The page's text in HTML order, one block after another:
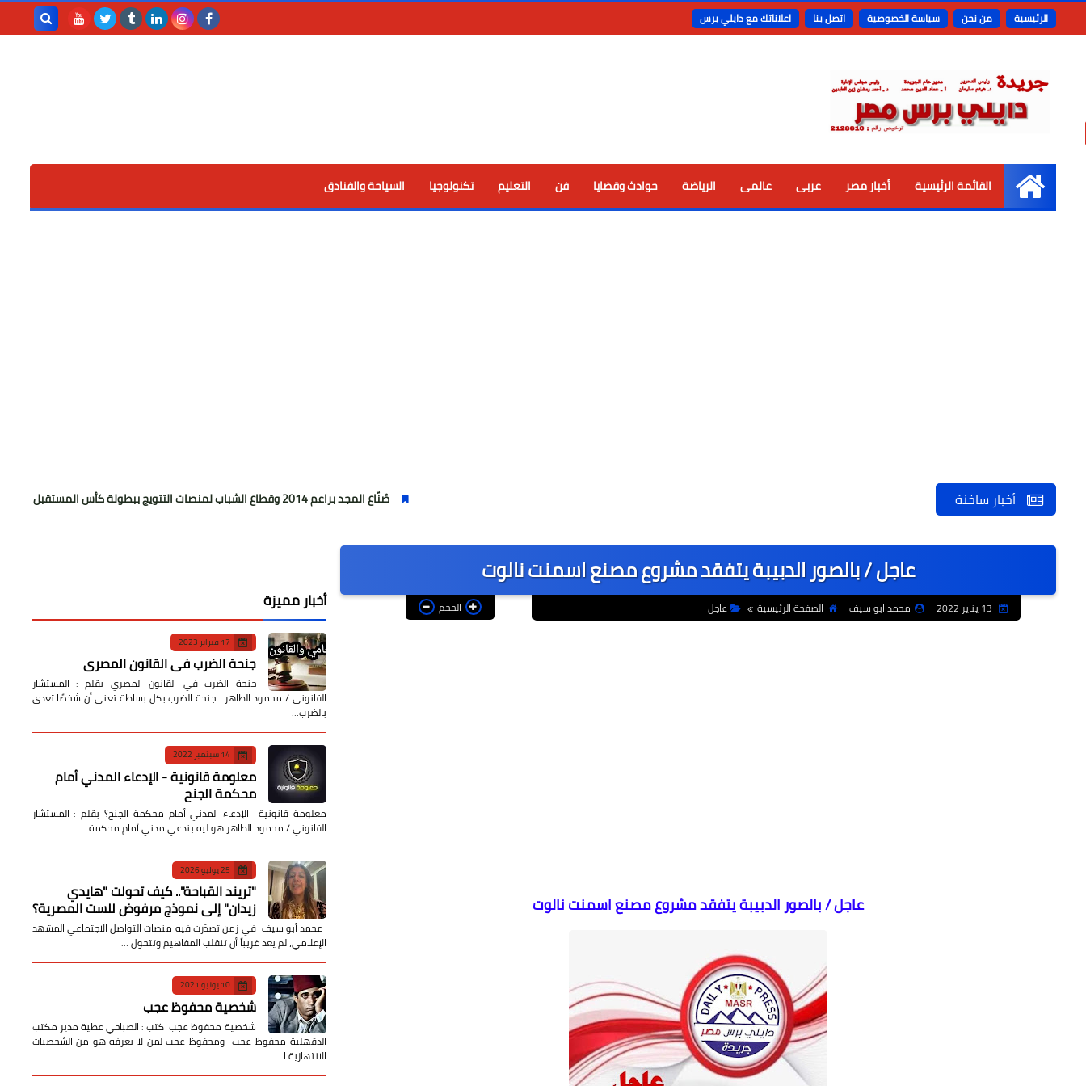
الرئيسية من نحن سياسة الخصوصية اتصل بنا اعلاناتك مع دايلي برس
الرئيسية
القائمة الرئيسية أخبار مصر عربى عالمى الرياضة حوادث وقضايا فن التعليم تكنولوجيا السياحة والفنادق
أخبار ساخنة صُنّاع المجد براعم 2014 وقطاع الشباب لمنصات التتويج ببطولة كأس المستقبل العربي
عاجل / بالصور الدبيبة يتفقد مشروع مصنع اسمنت نالوت
محمد ابو سيف الصفحة الرئيسية عاجل الحجم
عاجل / بالصور الدبيبة يتفقد مشروع مصنع اسمنت نالوت
أخبار مميزة
17 فبراير 2023
جنحة الضرب في القانون المصري
جنحة الضرب في القانون المصري بقلم : المستشار
القانوني / محمود الطاهر جنحة الضرب بكل بساطة تعني أن شخصًا تعدى
بالضرب…
14 سبتمبر 2022
معلومة قانونية - الإدعاء المدني أمام
محكمة الجنح
معلومة قانونية الإدعاء المدني أمام محكمة الجنح؟ بقلم : المستشار
القانوني / محمود الطاهر هو ليه بندعي مدني أمام محكمة …
25 يوليو 2026
​"تريند القباحة".. كيف تحولت "هايدي
زيدان" إلى نموذج مرفوض للست المصرية؟
​ محمد أبو سيف ​في زمن تصدّرت فيه منصات التواصل الاجتماعي المشهد
الإعلامي، لم يعد غريباً أن تنقلب المفاهيم وتتحول …
10 يونيو 2021
شخصية محفوظ عجب
شخصية محفوظ عجب كتب : الصباحي عطية مدير مكتب
الدقهلية محفوظ عجب ومحفوظ عجب لمن لا يعرفه هو من الشخصيات
الانتهازية ا…